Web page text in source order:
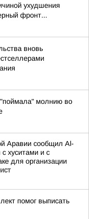
ухудшения
фронт...
вновь
молнию во
Аравии сообщил Al-
хуситами и с
для организации
помог выписать